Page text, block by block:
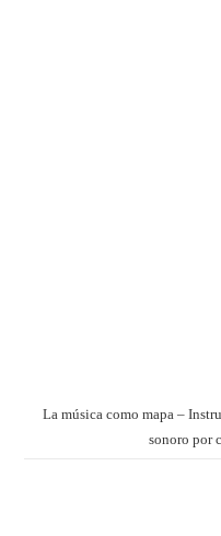
La música como mapa –
sonoro por